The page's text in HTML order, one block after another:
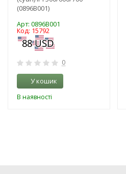
(0896B001)
Арт: 0896B001
Код: 15792
0
У кошик
В наявності